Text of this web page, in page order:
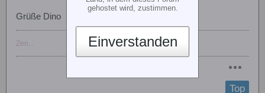
Grüße Dino
Zen...
Top
gehostet wird, zustimmen.
Einverstanden